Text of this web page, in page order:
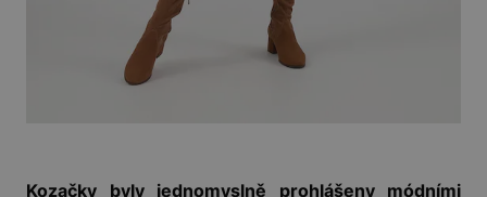
Kozačky byly jednomyslně prohlášeny módními